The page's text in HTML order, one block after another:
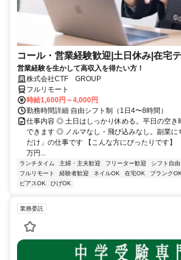
コール・営業経験歓迎|土日休み|在宅
営業経験を生かして高収入を得たい方！
株式会社CTF GROUP
フルリモート
時給1,600円～4,000円
勤務時間詳細 自由シフト制（1日4〜8時間）
仕事内容 ◎ 土日はしっかり休める。平日の空き
できます ◎ ノルマなし・飛び込みなし。副業に
だけ」の仕事です 【こんな方にぴったりです】
万円...
ランチタイム 主婦・主夫歓迎 フリーター歓迎 シフト自由
フルリモート
経験者歓迎 ネイルOK 在宅OK ブランクOK
ピアスOK
ひげOK
業務委託